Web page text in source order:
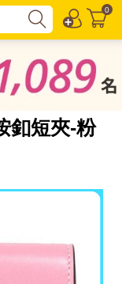
0
釦短夾-粉